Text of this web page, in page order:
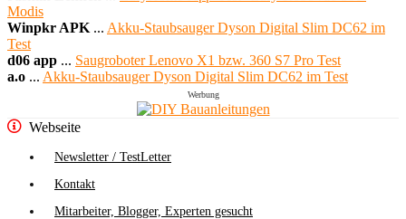
Modis
Winpkr APK ... Akku-Staubsauger Dyson Digital Slim DC62 im
Test
d06 app ... Saugroboter Lenovo X1 bzw. 360 S7 Pro Test
a.o ... Akku-Staubsauger Dyson Digital Slim DC62 im Test
Werbung
Webseite
Newsletter / TestLetter
Kontakt
Mitarbeiter, Blogger, Experten gesucht